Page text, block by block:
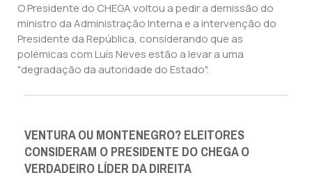
O Presidente do CHEGA voltou a pedir a demissão do
ministro da Administração Interna e a intervenção do
Presidente da República, considerando que as
polémicas com Luís Neves estão a levar a uma
"degradação da autoridade do Estado".
VENTURA OU MONTENEGRO? ELEITORES
CONSIDERAM O PRESIDENTE DO CHEGA O
VERDADEIRO LÍDER DA DIREITA